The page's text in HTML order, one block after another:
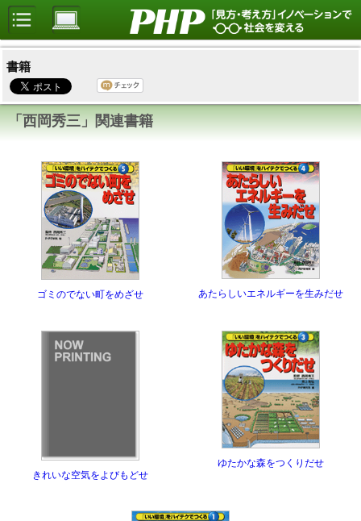
書籍
「西岡秀三」関連書籍
ゴミのでない町をめざせ あたらしいエネルギーを生みだせ
きれいな空気をよびもどせ
ゆたかな森をつくりだせ